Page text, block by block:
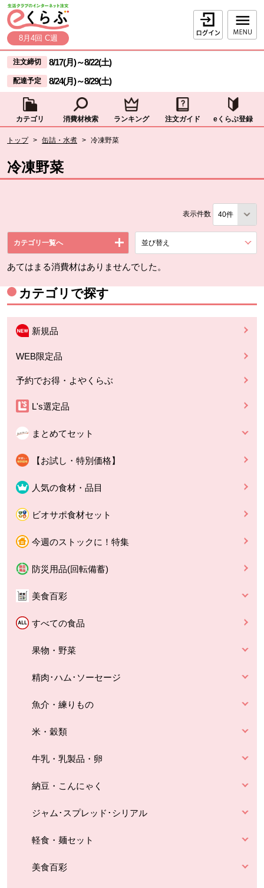
ページの先頭です。
本文へジャンプする。
8月4回 C週
ログイン
ここからサイト内共通メニューです。
サイト内共通メニューをスキップする
注文締切 8/17(月)～8/22(土)
配達予定 8/24(月)～8/29(土)
カテゴリ 消費材検索 ランキング 注文ガイド eくらぶ登録
トップ > 缶詰・水煮 > 冷凍野菜
冷凍野菜
表示件数
カテゴリ一覧へ 並び替え
あてはまる消費材はありませんでした。
カテゴリで探す
新規品
WEB限定品
予約でお得・よやくらぶ
L's選定品
まとめてセット
【お試し・特別価格】
人気の食材・品目
ビオサポ食材セット
今週のストックに！特集
防災用品(回転備蓄)
美食百彩
すべての食品
果物・野菜
精肉･ハム･ソーセージ
魚介・練りもの
米・穀類
牛乳・乳製品・卵
納豆・こんにゃく
ジャム･スプレッド･シリアル
軽食・麺セット
美食百彩